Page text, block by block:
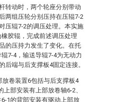
转动时，两个轮座分别带动
两组压轮分别压持在压辊7-2
压辊7-2的调压处理。本实施
胶辊，完成前述调压处理
的压持力发生了变化。在托
7-4，输送导辊7-4为无动力
后端与后支撑板4固定连接。
卷装置6包括与后支撑板4
部安装有上部放卷轴6-2、
1的背部安装有驱动上部放